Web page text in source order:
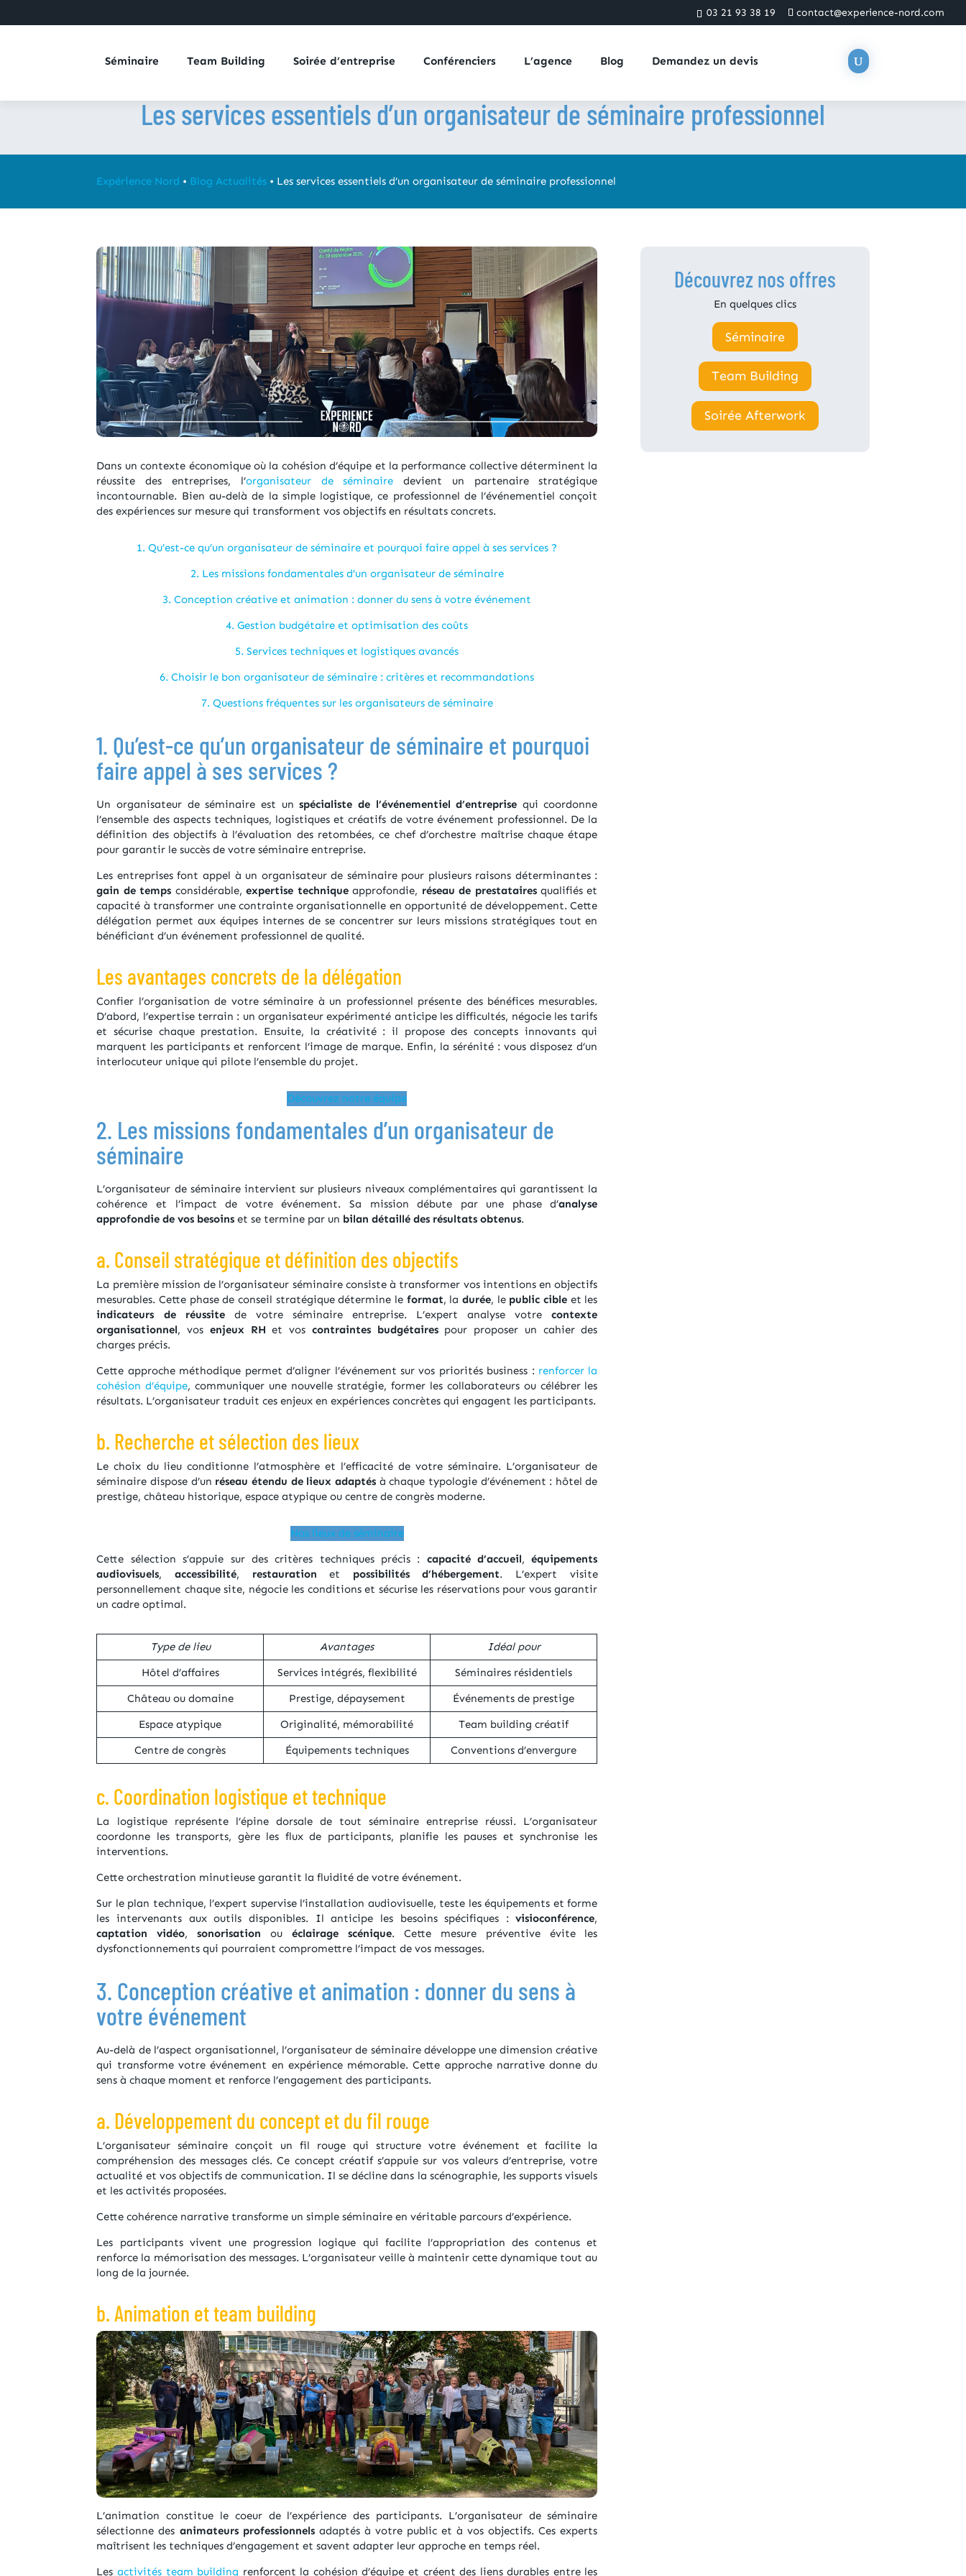
03 21 93 38 19 contact@experience-nord.com
Séminaire Team Building Soirée d’entreprise Conférenciers L’agence Blog Demandez un devis
Les services essentiels d’un organisateur de séminaire professionnel
Expérience Nord • Blog Actualités • Les services essentiels d’un organisateur de séminaire professionnel
Dans un contexte économique où la cohésion d’équipe et la performance collective déterminent la
réussite des entreprises, l’organisateur de séminaire devient un partenaire stratégique
incontournable. Bien au-delà de la simple logistique, ce professionnel de l’événementiel conçoit
des expériences sur mesure qui transforment vos objectifs en résultats concrets.
1. Qu’est-ce qu’un organisateur de séminaire et pourquoi faire appel à ses services ?
2. Les missions fondamentales d’un organisateur de séminaire
3. Conception créative et animation : donner du sens à votre événement
4. Gestion budgétaire et optimisation des coûts
5. Services techniques et logistiques avancés
6. Choisir le bon organisateur de séminaire : critères et recommandations
7. Questions fréquentes sur les organisateurs de séminaire
1. Qu’est-ce qu’un organisateur de séminaire et pourquoi
faire appel à ses services ?
Un organisateur de séminaire est un spécialiste de l’événementiel d’entreprise qui coordonne
l’ensemble des aspects techniques, logistiques et créatifs de votre événement professionnel. De la
définition des objectifs à l’évaluation des retombées, ce chef d’orchestre maîtrise chaque étape
pour garantir le succès de votre séminaire entreprise.
Les entreprises font appel à un organisateur de séminaire pour plusieurs raisons déterminantes :
gain de temps considérable,expertise techniqueapprofondie, réseau de prestatairesqualifiés et
capacité à transformer une contrainte organisationnelle en opportunité de développement. Cette
délégation permet aux équipes internes de se concentrer sur leurs missions stratégiques tout en
bénéficiant d’un événement professionnel de qualité.
Les avantages concrets de la délégation
Confier l’organisation de votre séminaire à un professionnel présente des bénéfices mesurables.
D’abord, l’expertise terrain : un organisateur expérimenté anticipe les difficultés, négocie les tarifs
et sécurise chaque prestation. Ensuite, la créativité : il propose des concepts innovants qui
marquent les participants et renforcent l’image de marque. Enfin, la sérénité : vous disposez d’un
interlocuteur unique qui pilote l’ensemble du projet.
Découvrez notre équipe
2. Les missions fondamentales d’un organisateur de
séminaire
L’organisateur de séminaire intervient sur plusieurs niveaux complémentaires qui garantissent la
cohérence et l’impact de votre événement. Sa mission débute par une phase d’analyse
approfondie de vos besoins et se termine par un bilan détaillé des résultats obtenus.
a. Conseil stratégique et définition des objectifs
La première mission de l’organisateur séminaire consiste à transformer vos intentions en objectifs
mesurables. Cette phase de conseil stratégique détermine le format, ladurée, le public cible et les
indicateurs de réussitede votre séminaire entreprise. L’expert analyse votrecontexte
organisationnel, vos enjeux RH et vos contraintes budgétairespour proposer un cahier des
charges précis.
Cette approche méthodique permet d’aligner l’événement sur vos priorités business : renforcer la
cohésion d’équipe, communiquer une nouvelle stratégie, former les collaborateurs ou célébrer les
résultats. L’organisateur traduit ces enjeux en expériences concrètes qui engagent les participants.
b. Recherche et sélection des lieux
Le choix du lieu conditionne l’atmosphère et l’efficacité de votre séminaire. L’organisateur de
séminaire dispose d’un réseau étendu de lieux adaptésà chaque typologie d’événement : hôtel de
prestige, château historique, espace atypique ou centre de congrès moderne.
Nos lieux de séminaire
Cette sélection s’appuie sur des critères techniques précis : capacité d’accueil,équipements
audiovisuels, accessibilité, restauration et possibilités d’hébergement. L’expert visite
personnellement chaque site, négocie les conditions et sécurise les réservations pour vous garantir
un cadre optimal.
Type de lieu Avantages Idéal pour
Hôtel d’affaires
Services intégrés, flexibilité
Séminaires résidentiels
Château ou domaine
Prestige, dépaysement
Événements de prestige
Espace atypique
Originalité, mémorabilité
Team building créatif
Centre de congrès
Équipements techniques Conventions d’envergure
c. Coordination logistique et technique
La logistique représente l’épine dorsale de tout séminaire entreprise réussi. L’organisateur
coordonne les transports, gère les flux de participants, planifie les pauses et synchronise les
interventions.
Cette orchestration minutieuse garantit la fluidité de votre événement.
Sur le plan technique, l’expert supervise l’installation audiovisuelle, teste les équipements et forme
les intervenants aux outils disponibles. Il anticipe les besoins spécifiques :visioconférence,
captation vidéo,sonorisationouéclairage scénique. Cette mesure préventive évite les
dysfonctionnements qui pourraient compromettre l’impact de vos messages.
3. Conception créative et animation : donner du sens à
votre événement
Au-delà de l’aspect organisationnel, l’organisateur de séminaire développe une dimension créative
qui transforme votre événement en expérience mémorable. Cette approche narrative donne du
sens à chaque moment et renforce l’engagement des participants.
a. Développement du concept et du fil rouge
L’organisateur séminaire conçoit un fil rouge qui structure votre événement et facilite la
compréhension des messages clés. Ce concept créatif s’appuie sur vos valeurs d’entreprise, votre
actualité et vos objectifs de communication. Il se décline dans la scénographie, les supports visuels
et les activités proposées.
Cette cohérence narrative transforme un simple séminaire en véritable parcours d’expérience.
Les participants vivent une progression logique qui facilite l’appropriation des contenus et
renforce la mémorisation des messages. L’organisateur veille à maintenir cette dynamique tout au
long de la journée.
b. Animation et team building
L’animation constitue le coeur de l’expérience des participants. L’organisateur de séminaire
sélectionne des animateurs professionnelsadaptés à votre public et à vos objectifs. Ces experts
maîtrisent les techniques d’engagement et savent adapter leur approche en temps réel.
Les activités team building renforcent la cohésion d’équipe et créent des liens durables entre les
Découvrez nos offres
En quelques clics
Séminaire
Team Building
Soirée Afterwork